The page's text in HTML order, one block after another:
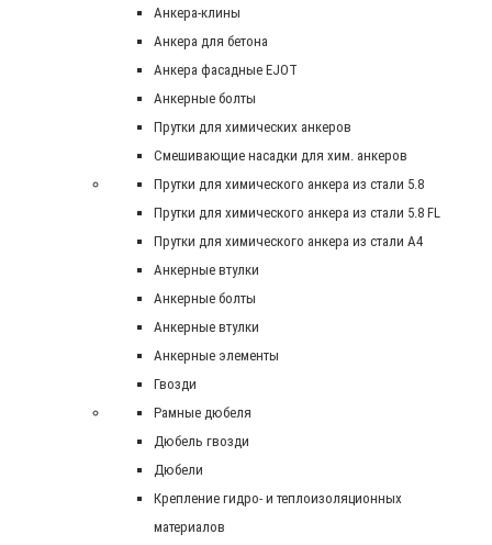
Анкера-клины
Анкера для бетона
Анкера фасадные EJOT
Анкерные болты
Прутки для химических анкеров
Смешивающие насадки для хим. анкеров
Прутки для химического анкера из стали 5.8
Прутки для химического анкера из стали 5.8 FL
Прутки для химического анкера из стали А4
Анкерные втулки
Анкерные болты
Анкерные втулки
Анкерные элементы
Гвозди
Рамные дюбеля
Дюбель гвозди
Дюбели
Крепление гидро- и теплоизоляционных
материалов